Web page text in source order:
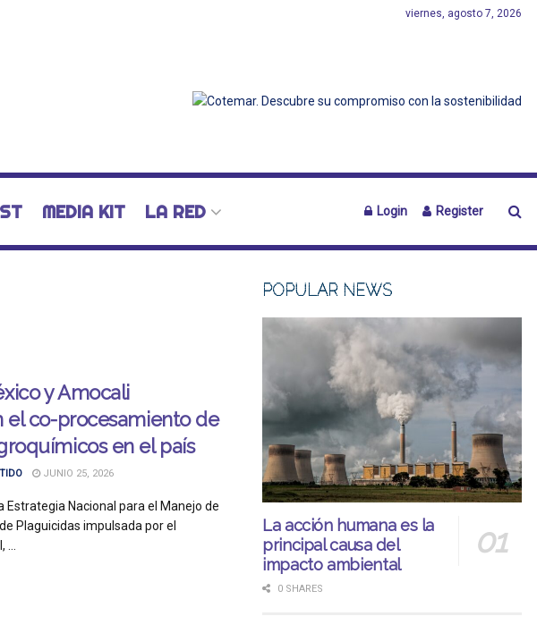
viernes, agosto 7, 2026
MEDIA KIT LA RED Login Register
y Amocali
el co-procesamiento de
en el país
JUNIO 25, 2026
Estrategia Nacional para el Manejo de
Plaguicidas impulsada por el
POPULAR NEWS
La acción humana es la
principal causa del
impacto ambiental
0 SHARES